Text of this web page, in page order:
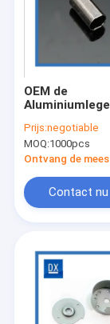
OEM de
Stempelen diep
Prijs:negotiable
MOQ:1000pcs
Contact nu